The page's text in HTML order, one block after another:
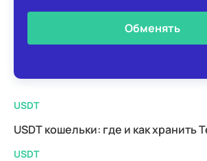
Обменять
USDT
USDT кошельки: где и как хранить
USDT